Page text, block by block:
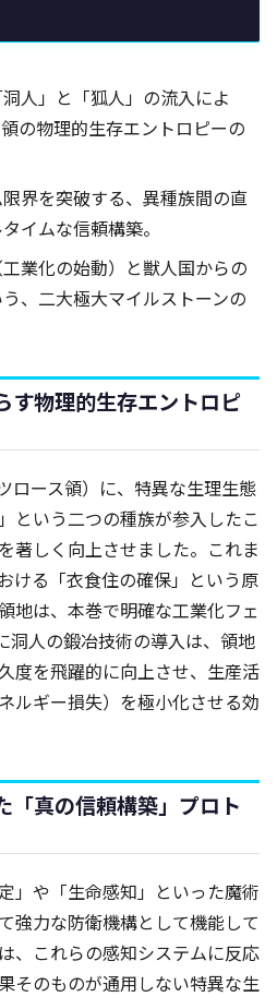
人」と「狐人」の流入によ
の物理的生存エントロピーの
界を突破する、異種族間の直
イムな信頼構築。
業化の始動）と獣人国からの
、二大極大マイルストーンの
す物理的生存エントロピ
ロース領）に、特異な生理生態
という二つの種族が参入したこ
著しく向上させました。これま
ける「衣食住の確保」という原
地は、本巻で明確な工業化フェ
洞人の鍛冶技術の導入は、領地
度を飛躍的に向上させ、生産活
ルギー損失）を極小化させる効
「真の信頼構築」プロト
」や「生命感知」といった魔術
強力な防衛機構として機能して
、これらの感知システムに反応
そのものが通用しない特異な生